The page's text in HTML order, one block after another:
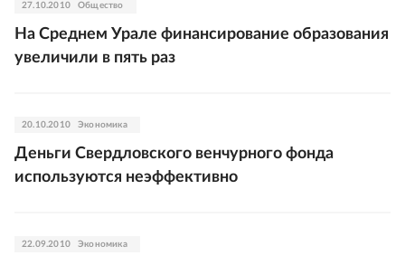
27.10.2010 Общество
На Среднем Урале финансирование образования
увеличили в пять раз
20.10.2010 Экономика
Деньги Свердловского венчурного фонда
используются неэффективно
22.09.2010 Экономика